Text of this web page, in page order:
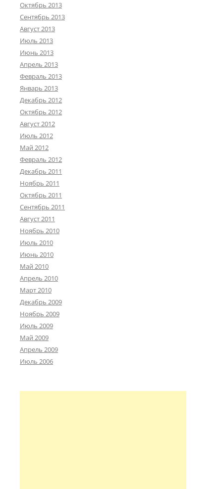
Октябрь 2013
Сентябрь 2013
Август 2013
Июль 2013
Июнь 2013
Апрель 2013
Февраль 2013
Январь 2013
Декабрь 2012
Октябрь 2012
Август 2012
Июль 2012
Май 2012
Февраль 2012
Декабрь 2011
Ноябрь 2011
Октябрь 2011
Сентябрь 2011
Август 2011
Ноябрь 2010
Июль 2010
Июнь 2010
Май 2010
Апрель 2010
Март 2010
Декабрь 2009
Ноябрь 2009
Июль 2009
Май 2009
Апрель 2009
Июль 2006